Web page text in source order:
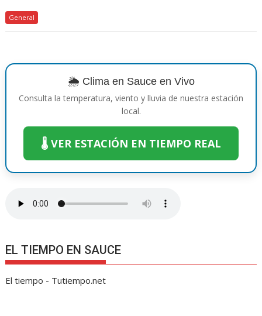
ac
e
o
k
itter
st
at
A
p
p
ss
n
g
er
p
Li
n
k
e
a
m
m
ar
ti
r
General
🌦️ Clima en Sauce en Vivo
Consulta la temperatura, viento y lluvia de nuestra estación
local.
🌡️ VER ESTACIÓN EN TIEMPO REAL
EL TIEMPO EN SAUCE
El tiempo - Tutiempo.net